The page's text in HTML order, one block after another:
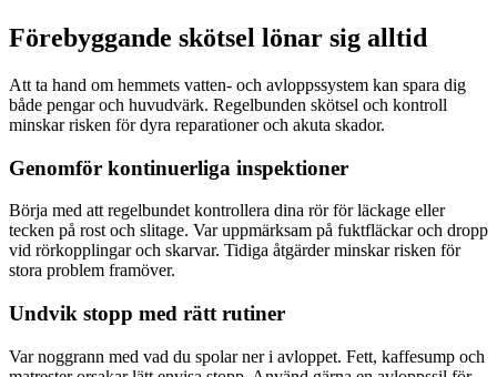
Förebyggande skötsel lönar sig alltid
Att ta hand om hemmets vatten- och avloppssystem kan spara dig
både pengar och huvudvärk. Regelbunden skötsel och kontroll
minskar risken för dyra reparationer och akuta skador.
Genomför kontinuerliga inspektioner
Börja med att regelbundet kontrollera dina rör för läckage eller
tecken på rost och slitage. Var uppmärksam på fuktfläckar och dropp
vid rörkopplingar och skarvar. Tidiga åtgärder minskar risken för
stora problem framöver.
Undvik stopp med rätt rutiner
Var noggrann med vad du spolar ner i avloppet. Fett, kaffesump och